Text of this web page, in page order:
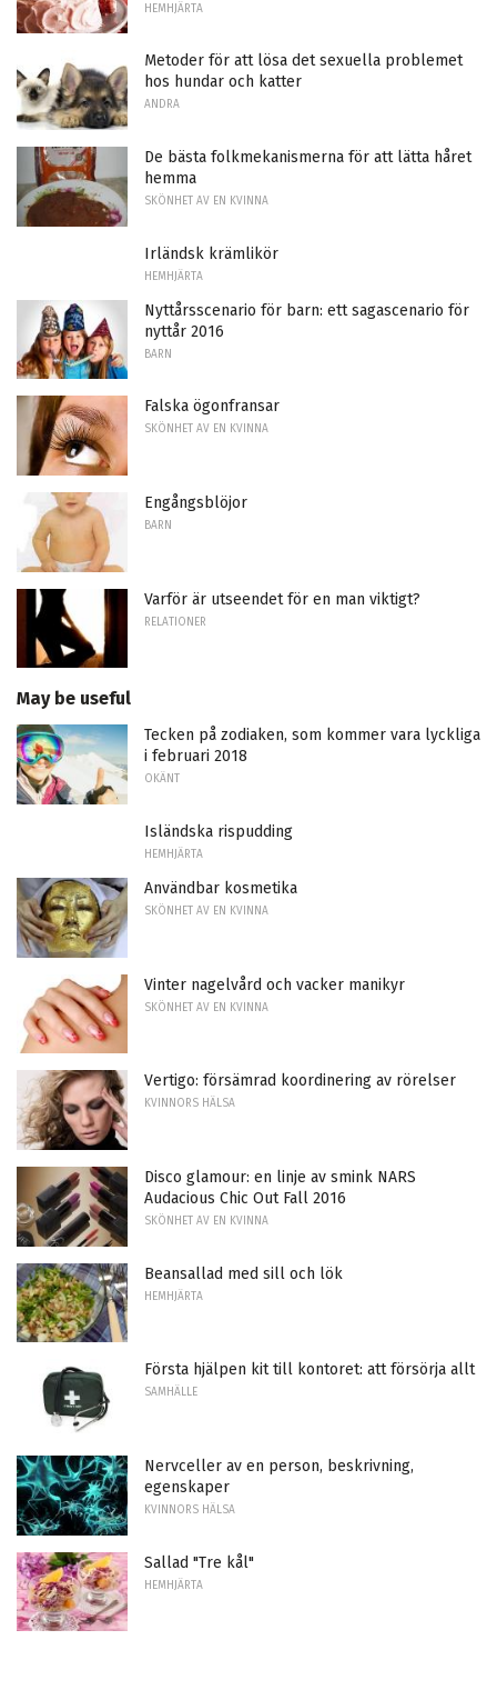
HEMHJÄRTA
Metoder för att lösa det sexuella problemet
hos hundar och katter
ANDRA
De bästa folkmekanismerna för att lätta håret
hemma
SKÖNHET AV EN KVINNA
Irländsk krämlikör
HEMHJÄRTA
Nyttårsscenario för barn: ett sagascenario för
nyttår 2016
BARN
Falska ögonfransar
SKÖNHET AV EN KVINNA
Engångsblöjor
BARN
Varför är utseendet för en man viktigt?
RELATIONER
May be useful
Tecken på zodiaken, som kommer vara lyckliga
i februari 2018
OKÄNT
Isländska rispudding
HEMHJÄRTA
Användbar kosmetika
SKÖNHET AV EN KVINNA
Vinter nagelvård och vacker manikyr
SKÖNHET AV EN KVINNA
Vertigo: försämrad koordinering av rörelser
KVINNORS HÄLSA
Disco glamour: en linje av smink NARS
Audacious Chic Out Fall 2016
SKÖNHET AV EN KVINNA
Beansallad med sill och lök
HEMHJÄRTA
Första hjälpen kit till kontoret: att försörja allt
SAMHÄLLE
Nervceller av en person, beskrivning,
egenskaper
KVINNORS HÄLSA
Sallad "Tre kål"
HEMHJÄRTA